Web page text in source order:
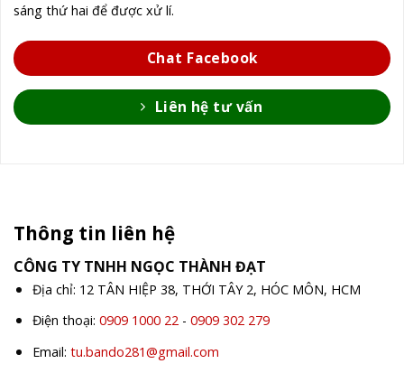
sáng thứ hai để được xử lí.
Chat Facebook
Liên hệ tư vấn
Thông tin liên hệ
CÔNG TY TNHH NGỌC THÀNH ĐẠT
Địa chỉ: 12 TÂN HIỆP 38, THỚI TÂY 2, HÓC MÔN, HCM
Điện thoại: 0909 1000 22- 0909 302 279
Email: tu.bando281@gmail.com